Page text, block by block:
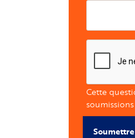
Cette
Soumettre